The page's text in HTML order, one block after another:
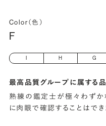
Color（色）
F
H G
最高品質グループに属する
熟練の鑑定士が極々わずか
に肉眼で確認することはでき